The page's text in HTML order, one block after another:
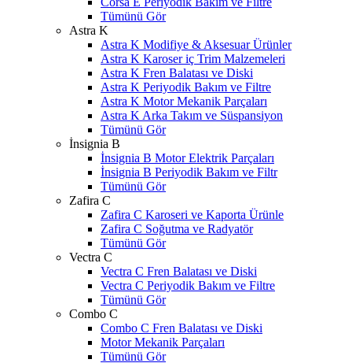
Tümünü Gör
Astra K
Astra K Modifiye & Aksesuar Ürünler
Astra K Karoser iç Trim Malzemeleri
Astra K Fren Balatası ve Diski
Astra K Periyodik Bakım ve Filtre
Astra K Motor Mekanik Parçaları
Astra K Arka Takım ve Süspansiyon
Tümünü Gör
İnsignia B
İnsignia B Motor Elektrik Parçaları
İnsignia B Periyodik Bakım ve Filtr
Tümünü Gör
Zafira C
Zafira C Karoseri ve Kaporta Ürünle
Zafira C Soğutma ve Radyatör
Tümünü Gör
Vectra C
Vectra C Fren Balatası ve Diski
Vectra C Periyodik Bakım ve Filtre
Tümünü Gör
Combo C
Combo C Fren Balatası ve Diski
Motor Mekanik Parçaları
Tümünü Gör